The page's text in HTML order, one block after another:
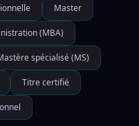
Master
(MBA)
spécialisé (MS)
Titre certifié